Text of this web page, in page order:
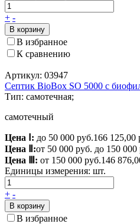
+ -
В корзину
В избранное
К сравнению
Артикул: 03947
Септик BioBox SO 5000 c
Тип: самотечная;
самотечный
Цена Ⅰ: до 50 000 руб.166 125,00
Цена Ⅱ:от 50 000 руб. до 150 000
Цена Ⅲ: от 150 000 руб.146
Единицы измерения: шт.
+ -
В корзину
В избранное